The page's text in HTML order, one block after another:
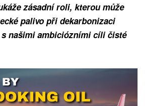
zásadní roli, kterou může
palivo při dekarbonizaci
našimi ambiciózními cíli čisté